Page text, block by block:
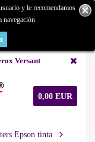
de ocasión y no la
Versant
0,00 EUR
y le recomendamos
navegación.
Epson tinta